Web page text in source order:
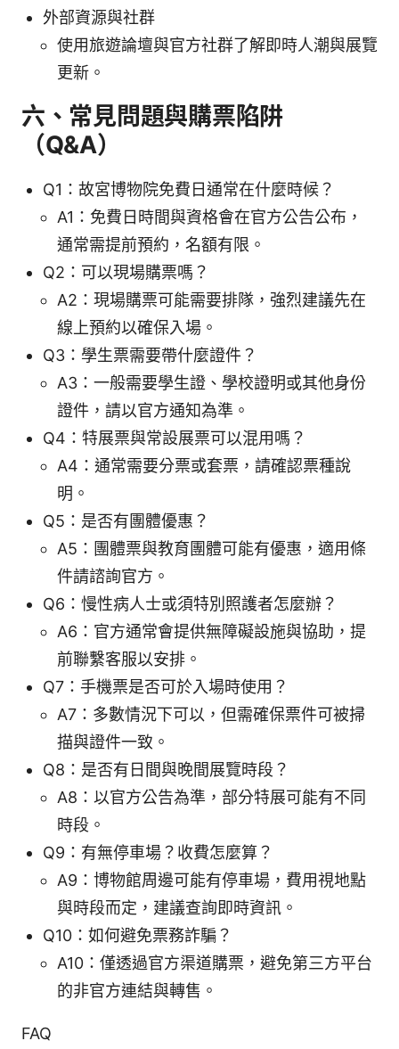
外部資源與社群
使用旅遊論壇與官方社群了解即時人潮與展覽
更新。
六、常見問題與購票陷阱
（Q&A）
Q1：故宮博物院免費日通常在什麼時候？
A1：免費日時間與資格會在官方公告公布，
通常需提前預約，名額有限。
Q2：可以現場購票嗎？
A2：現場購票可能需要排隊，強烈建議先在
線上預約以確保入場。
Q3：學生票需要帶什麼證件？
A3：一般需要學生證、學校證明或其他身份
證件，請以官方通知為準。
Q4：特展票與常設展票可以混用嗎？
A4：通常需要分票或套票，請確認票種說
明。
Q5：是否有團體優惠？
A5：團體票與教育團體可能有優惠，適用條
件請諮詢官方。
Q6：慢性病人士或須特別照護者怎麼辦？
A6：官方通常會提供無障礙設施與協助，提
前聯繫客服以安排。
Q7：手機票是否可於入場時使用？
A7：多數情況下可以，但需確保票件可被掃
描與證件一致。
Q8：是否有日間與晚間展覽時段？
A8：以官方公告為準，部分特展可能有不同
時段。
Q9：有無停車場？收費怎麼算？
A9：博物館周邊可能有停車場，費用視地點
與時段而定，建議查詢即時資訊。
Q10：如何避免票務詐騙？
A10：僅透過官方渠道購票，避免第三方平台
的非官方連結與轉售。
FAQ